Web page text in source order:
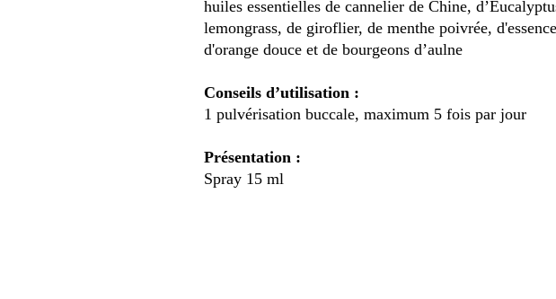
huiles essentielles de cannelier de Chine,
lemongrass, de giroflier, de menthe poivrée,
d'orange douce et de bourgeons d’aulne
Conseils d’utilisation :
1 pulvérisation buccale, maximum 5 fois par jour
Présentation :
Spray 15 ml